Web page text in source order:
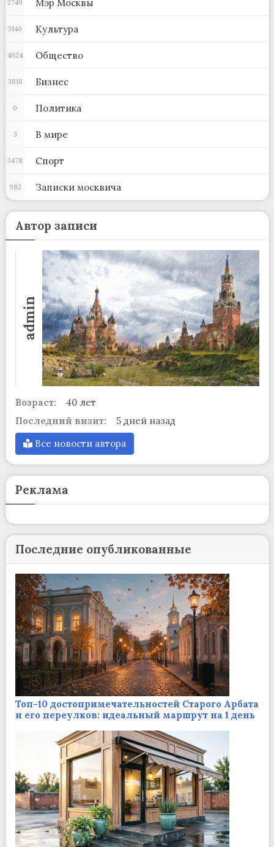
Мэр Москвы
2749
Культура
3140
Общество
4924
Бизнес
3818
Политика
0
В мире
3
Спорт
3478
Записки москвича
982
Автор записи
admin
Возраст:
40 лет
Последний визит:
5 дней назад
Все новости автора
Реклама
Последние опубликованные
Топ-10 достопримечательностей Старого Арбата
и его переулков: идеальный маршрут на 1 день